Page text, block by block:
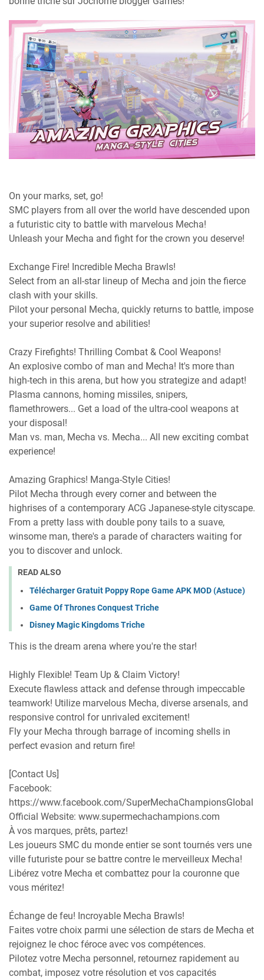
On your marks, set, go!
SMC players from all over the world have descended upon
a futuristic city to battle with marvelous Mecha!
Unleash your Mecha and fight for the crown you deserve!
Exchange Fire! Incredible Mecha Brawls!
Select from an all-star lineup of Mecha and join the fierce
clash with your skills.
Pilot your personal Mecha, quickly returns to battle, impose
your superior resolve and abilities!
Crazy Firefights! Thrilling Combat & Cool Weapons!
An explosive combo of man and Mecha! It's more than
high-tech in this arena, but how you strategize and adapt!
Plasma cannons, homing missiles, snipers,
flamethrowers... Get a load of the ultra-cool weapons at
your disposal!
Man vs. man, Mecha vs. Mecha... All new exciting combat
experience!
Amazing Graphics! Manga-Style Cities!
Pilot Mecha through every corner and between the
highrises of a contemporary ACG Japanese-style cityscape.
From a pretty lass with double pony tails to a suave,
winsome man, there's a parade of characters waiting for
you to discover and unlock.
READ ALSO
Télécharger Gratuit Poppy Rope Game APK MOD (Astuce)
Game Of Thrones Conquest Triche
Disney Magic Kingdoms Triche
This is the dream arena where you're the star!
Highly Flexible! Team Up & Claim Victory!
Execute flawless attack and defense through impeccable
teamwork! Utilize marvelous Mecha, diverse arsenals, and
responsive control for unrivaled excitement!
Fly your Mecha through barrage of incoming shells in
perfect evasion and return fire!
[Contact Us]
Facebook:
https://www.facebook.com/SuperMechaChampionsGlobal
Official Website: www.supermechachampions.com
À vos marques, prêts, partez!
Les joueurs SMC du monde entier se sont tournés vers une
ville futuriste pour se battre contre le merveilleux Mecha!
Libérez votre Mecha et combattez pour la couronne que
vous méritez!
Échange de feu! Incroyable Mecha Brawls!
Faites votre choix parmi une sélection de stars de Mecha et
rejoignez le choc féroce avec vos compétences.
Pilotez votre Mecha personnel, retournez rapidement au
combat, imposez votre résolution et vos capacités